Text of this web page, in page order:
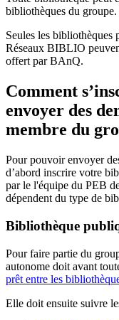
bibliothèques du groupe.
Seules les bibliothèques
Réseaux BIBLIO
offert par BAnQ.
Comment
envoyer des
membre du
Pour pouvoir envoyer
d’abord inscrire votre
par le l'équipe du PEB
dépendent du type de
Bibliothèque
Pour faire partie du
autonome doit avant
prêt entre les
Elle doit ensuite suivre